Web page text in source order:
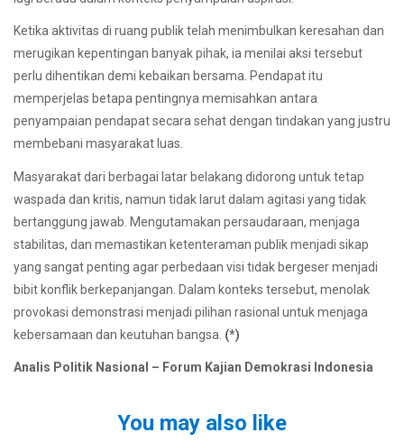
Ketika aktivitas di ruang publik telah menimbulkan keresahan dan
merugikan kepentingan banyak pihak, ia menilai aksi tersebut
perlu dihentikan demi kebaikan bersama. Pendapat itu
memperjelas betapa pentingnya memisahkan antara
penyampaian pendapat secara sehat dengan tindakan yang justru
membebani masyarakat luas.
Masyarakat dari berbagai latar belakang didorong untuk tetap
waspada dan kritis, namun tidak larut dalam agitasi yang tidak
bertanggung jawab. Mengutamakan persaudaraan, menjaga
stabilitas, dan memastikan ketenteraman publik menjadi sikap
yang sangat penting agar perbedaan visi tidak bergeser menjadi
bibit konflik berkepanjangan. Dalam konteks tersebut, menolak
provokasi demonstrasi menjadi pilihan rasional untuk menjaga
kebersamaan dan keutuhan bangsa. (*)
Analis Politik Nasional – Forum Kajian Demokrasi Indonesia
You may also like